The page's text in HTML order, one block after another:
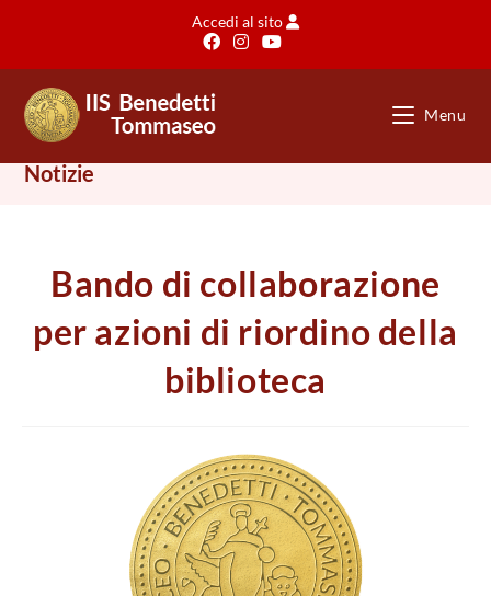
Accedi al sito
Menu
Notizie
Bando di collaborazione
per azioni di riordino della
biblioteca